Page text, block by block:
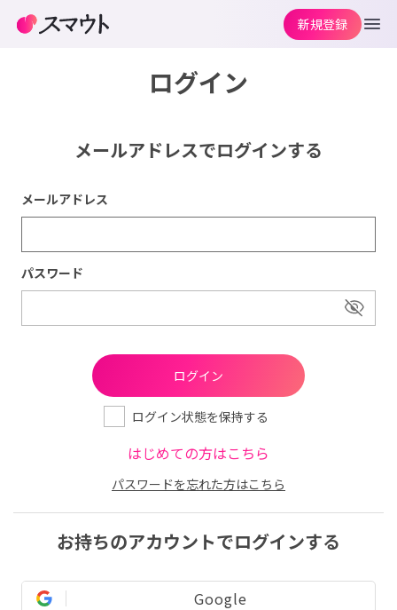
ログイン
メールアドレスでログインする
メールアドレス
パスワード
ログイン状態を保持する
はじめての方はこちら
パスワードを忘れた方はこちら
お持ちのアカウントでログインする
Google
新規登録